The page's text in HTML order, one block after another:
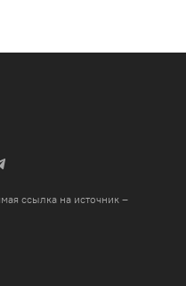
ссылка на источник –